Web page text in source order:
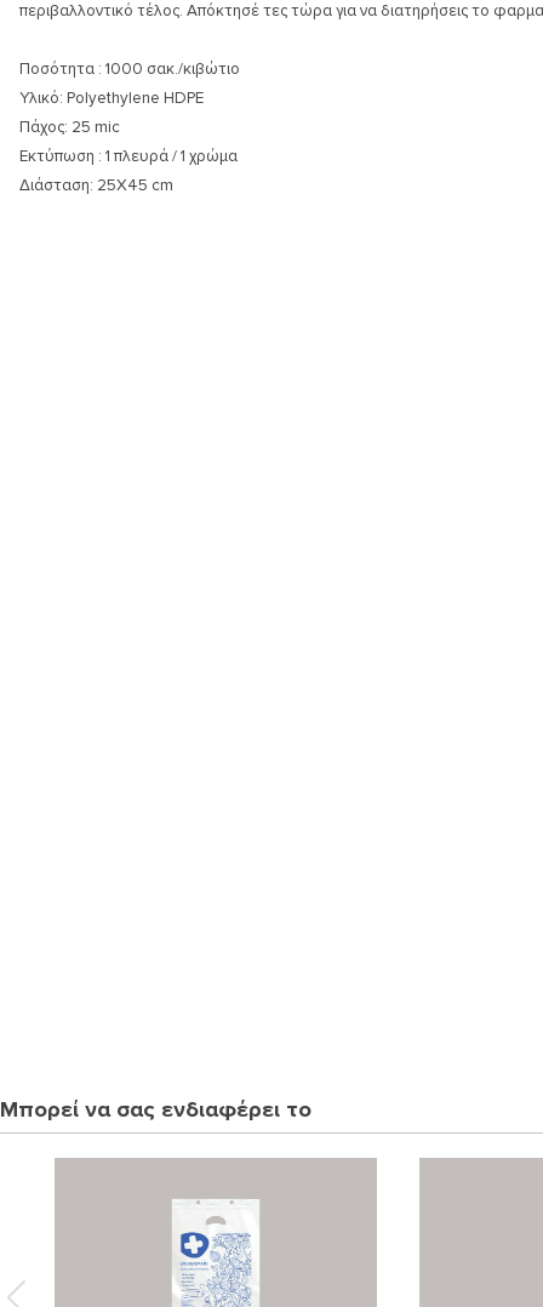
περιβαλλοντικό τέλος. Απόκτησέ τες τώρα για να διατηρήσεις το
Ποσότητα : 1000 σακ./κιβώτιο
Υλικό: Polyethylene HDPE
Πάχος: 25 mic
Εκτύπωση : 1 πλευρά / 1 χρώμα
Διάσταση: 25Χ45 cm
Μπορεί να σας ενδιαφέρει το